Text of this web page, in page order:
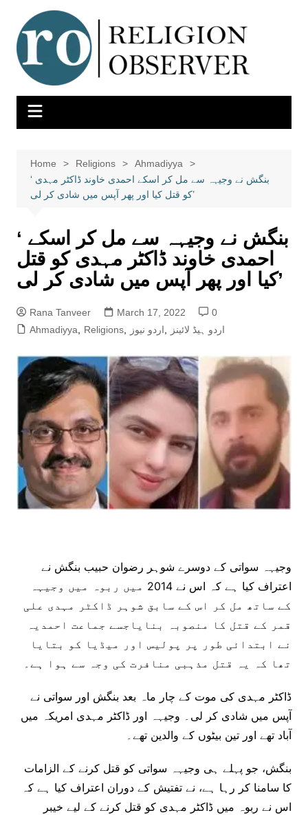
content
Home Religions
Ahmadiyya
‘ بنگش نے وجیہہ سے مل کر اسکے احمدی خاوند ڈاکٹر مہدی
کو قتل کیا اور پھر آپس میں شادی کر لی’
‘ بنگش نے وجیہہ سے مل کر اسکے
احمدی خاوند ڈاکٹر مہدی کو قتل
کیا اور پھر آپس میں شادی کر لی’
Rana Tanveer March 17, 2022
0
Ahmadiyya
Religions, اردو نیوز اردو ہیڈ لائینز
وجیہہ سواتی کے دوسرے شوہر رضوان حبیب بنگش نے
اعتراف کیا ہے کہ اس نے 2014 میں ربوہ میں وجیہہ
کے ساتھ مل کر اس کے سابق شوہر ڈاکٹر مہدی علی
قمر کے قتل کا منصوبہ بنایاجسے جماعت احمدیہ
نے ابتدائی طور پر پولیس اور میڈیا کو بتایا
تھا کہ یہ قتل مذہبی منافرت کی وجہ سے ہوا ہے۔
ڈاکٹر مہدی کی موت کے چار ماہ بعد بنگش اور سواتی نے
آپس میں شادی کر لی۔ وجیہہ اور ڈاکٹر مہدی امریکہ میں
آباد تھے اور تین بیٹوں کے والدین تھے۔
بنگش، جو پہلے ہی وجیہہ سواتی کو قتل کرنے کے الزامات
کا سامنا کر رہا ہے، نے تفتیش کے دوران اعتراف کیا ہے کہ
اس نے ربوہ میں ڈاکٹر مہدی کو قتل کرنے کے لیے خیبر